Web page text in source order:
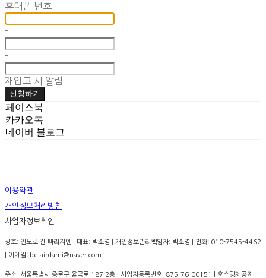
휴대폰 번호
-
-
재입고 시 알림
신청하기
페이스북
카카오톡
네이버 블로그
이용약관
개인정보처리방침
사업자정보확인
상호: 인도로 간 빠리지엔 | 대표: 박소영 | 개인정보관리책임자: 박소영 | 전화: 010-7545-4462
| 이메일: belairdami@naver.com
주소: 서울특별시 종로구 율곡로 187 2층 | 사업자등록번호: 875-76-00151 | 호스팅제공자: